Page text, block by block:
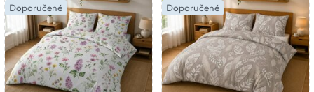
Doporučené
Doporučené